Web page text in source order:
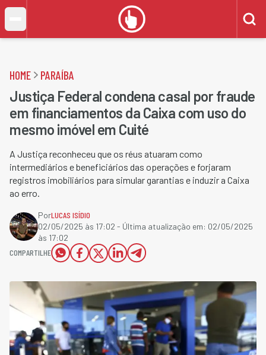
HOME PARAÍBA
Justiça Federal condena casal por fraude
em financiamentos da Caixa com uso do
mesmo imóvel em Cuité
A Justiça reconheceu que os réus atuaram como
intermediários e beneficiários das operações e forjaram
registros imobiliários para simular garantias e induzir a Caixa
ao erro.
PorLUCAS ISÍDIO
02/05/2025 às 17:02 - Última atualização em: 02/05/2025
às 17:02
COMPARTILHE